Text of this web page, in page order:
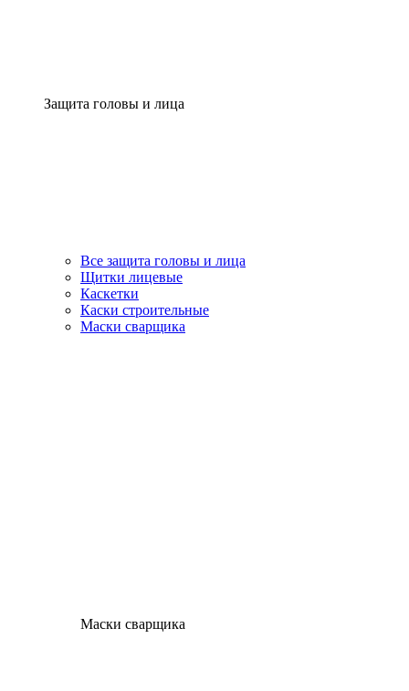
Защита головы и лица
Все защита головы и лица
Щитки лицевые
Каскетки
Каски строительные
Маски сварщика
Маски сварщика